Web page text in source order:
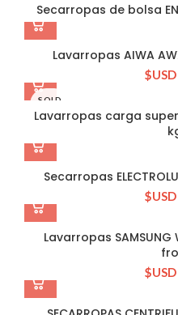
Secarropas de bolsa
Lavarropas AIWA
$USD
SOLD
Lavarropas carga
Secarropas
$USD
Lavarropas
$USD